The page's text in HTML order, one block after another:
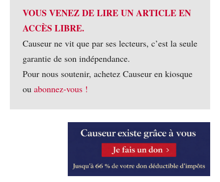
VOUS VENEZ DE LIRE UN ARTICLE EN
ACCÈS LIBRE.
Causeur ne vit que par ses lecteurs, c’est la seule
garantie de son indépendance.
Pour nous soutenir, achetez Causeur en kiosque
ou abonnez-vous !